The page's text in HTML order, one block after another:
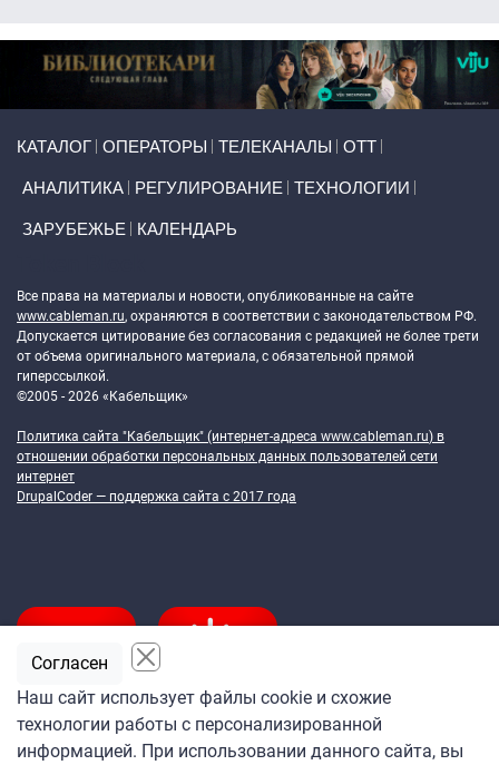
КАТАЛОГ ОПЕРАТОРЫ ТЕЛЕКАНАЛЫ ОТТ
АНАЛИТИКА РЕГУЛИРОВАНИЕ ТЕХНОЛОГИИ
ЗАРУБЕЖЬЕ КАЛЕНДАРЬ
Все права на материалы и новости, опубликованные на сайте
www.cableman.ru, охраняются в соответствии с законодательством РФ.
Допускается цитирование без согласования с редакцией не более трети
от объема оригинального материала, с обязательной прямой
гиперссылкой.
©2005 - 2026 «Кабельщик»
Политика сайта "Кабельщик" (интернет-адреса www.cableman.ru) в
отношении обработки персональных данных пользователей сети
интернет
DrupalCoder — поддержка сайта c 2017 года
Подпишитесь
Наш сайт использует файлы cookie и схожие
технологии работы с персонализированной
информацией. При использовании данного сайта, вы
Согласен